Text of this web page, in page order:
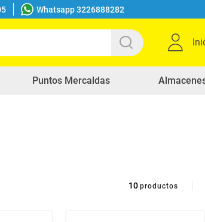
Whatsapp 3226888282
Puntos Mercaldas
10 productos